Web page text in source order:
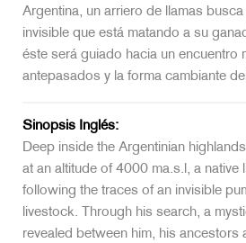
Argentina, un arriero de llamas
invisible que está matando a su
éste será guiado hacia un encuentro
antepasados y la forma cambiante
Sinopsis Inglés:
Deep inside the Argentinian
at an altitude of 4000 ma.s.l, a native
following the traces of an invisible
livestock. Through his search, a
revealed between him, his ancestors